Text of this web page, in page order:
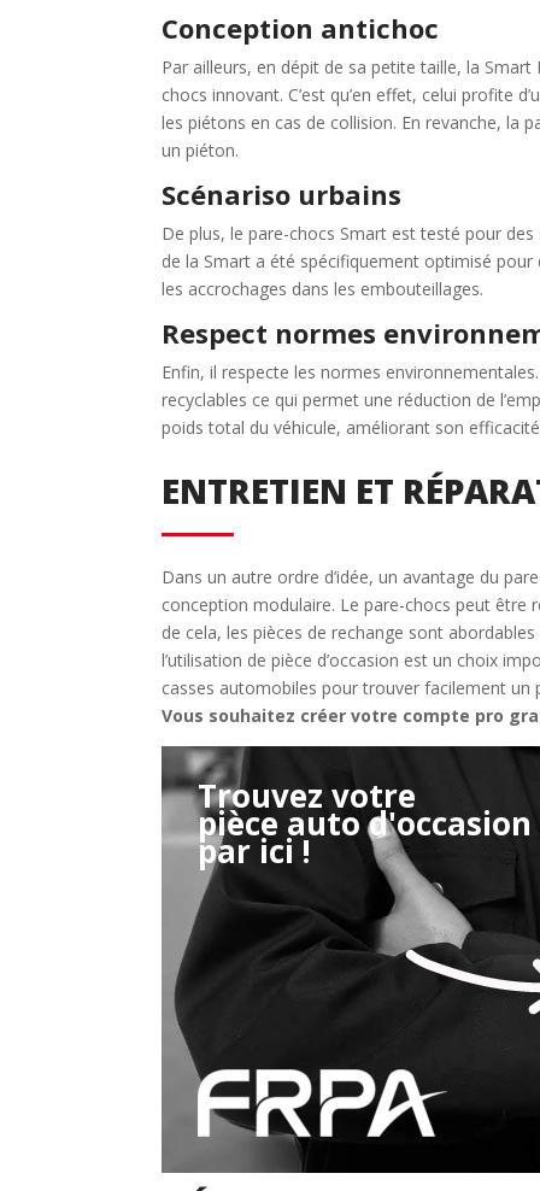
Conception antichoc
Par ailleurs, en dépit de sa petite taille, la
chocs innovant. C’est qu’en effet, celui profite
les piétons en cas de collision. En revanche, la
un piéton.
Scénariso urbains
De plus, le pare-chocs Smart est testé pour
de la Smart a été spécifiquement optimisé
les accrochages dans les embouteillages.
Respect normes
Enfin, il respecte les normes
recyclables ce qui permet une réduction de
poids total du véhicule, améliorant son
ENTRETIEN ET
Dans un autre ordre d’idée, un avantage du
conception modulaire. Le pare-chocs peut être
de cela, les pièces de rechange sont
l’utilisation de pièce d’occasion est un choix
casses automobiles pour trouver facilement un
Vous souhaitez créer votre compte pro
Trouvez votre
pièce auto d'occasion
par ici !Étape 2/3
Déjà adhérent ?
Créer un compte